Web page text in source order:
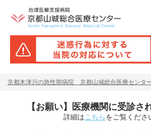
京都木津川の急性期病院 京都山城総合医療センタ
【お願い】医療機関に受診さ
詳細はこちらをご覧くださ